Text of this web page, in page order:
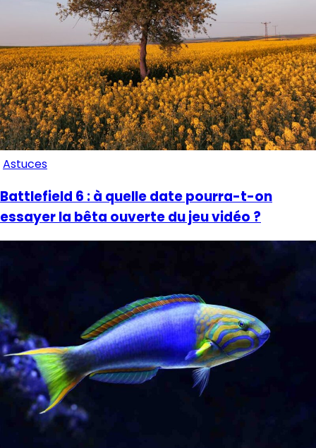
Astuces
Battlefield 6 : à quelle date pourra-t-on
essayer la bêta ouverte du jeu vidéo ?